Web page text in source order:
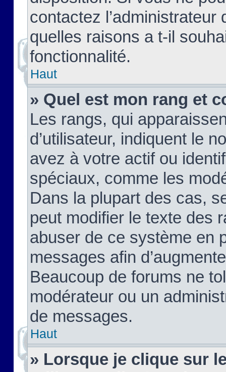
contactez
quelles raisons a t-il
fonctionnalité.
Haut
» Quel est mon rang et
Les rangs, qui
d’utilisateur, indiquent le
avez à votre actif ou
spéciaux, comme les
Dans la plupart des cas,
peut modifier le texte des
abuser de ce système en
messages afin
Beaucoup de forums ne
modérateur ou un
de messages.
Haut
» Lorsque je clique sur